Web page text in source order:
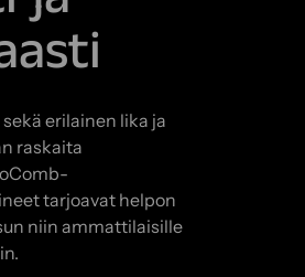
erilainen lika ja
raskaita
tarjoavat helpon
niin ammattilaisille